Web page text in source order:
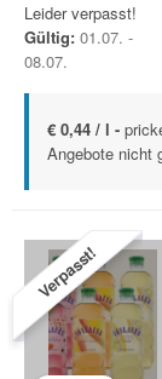
Leider verpasst!
Gültig: 01.07. -
08.07.
€ 0,44 / l -
Angebote nicht
Verpasst!